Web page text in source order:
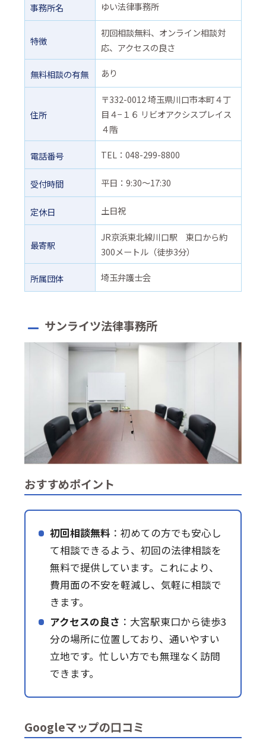
事務所名 ゆい法律事務所
特徴
初回相談無料、オンライン相談対
応、アクセスの良さ
無料相談の有無 あり
住所
〒332-0012 埼玉県川口市本町４丁
目４−１６ リビオアクシスプレイス
４階
電話番号 TEL：048-299-8800
受付時間 平日：9:30～17:30
定休日 土日祝
最寄駅
JR京浜東北線川口駅 東口から約
300メートル（徒歩3分）
所属団体 埼玉弁護士会
サンライツ法律事務所
おすすめポイント
初回相談無料 ：初めての方でも安心し
て相談できるよう、初回の法律相談を
無料で提供しています。これにより、
費用面の不安を軽減し、気軽に相談で
きます。
アクセスの良さ ：大宮駅東口から徒歩3
分の場所に位置しており、通いやすい
立地です。忙しい方でも無理なく訪問
できます。
Googleマップの口コミ